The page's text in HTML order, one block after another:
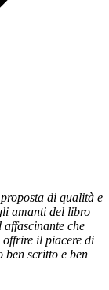
di qualità e
amanti del libro
che
offrire il piacere di
scritto e ben